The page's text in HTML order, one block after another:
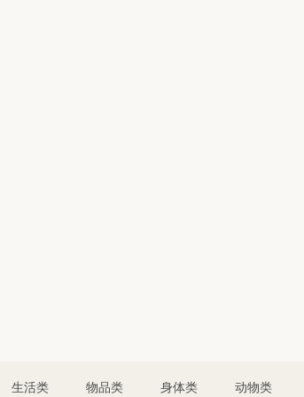
生活类 物品类 身体类 动物类